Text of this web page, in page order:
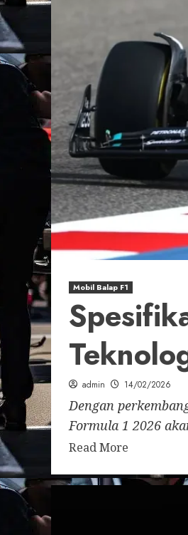
Mobil Balap F1
admin 14/02/2026
Dengan
Formula 1 2026
Read More